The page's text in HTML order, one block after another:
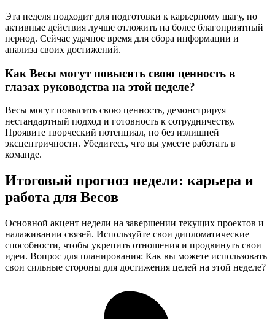
Эта неделя подходит для подготовки к карьерному шагу, но
активные действия лучше отложить на более благоприятный
период. Сейчас удачное время для сбора информации и
анализа своих достижений.
Как Весы могут повысить свою ценность в
глазах руководства на этой неделе?
Весы могут повысить свою ценность, демонстрируя
нестандартный подход и готовность к сотрудничеству.
Проявите творческий потенциал, но без излишней
эксцентричности. Убедитесь, что вы умеете работать в
команде.
Итоговый прогноз недели: карьера и
работа для Весов
Основной акцент недели на завершении текущих проектов и
налаживании связей. Используйте свои дипломатические
способности, чтобы укрепить отношения и продвинуть свои
идеи. Вопрос для планирования: Как вы можете использовать
свои сильные стороны для достижения целей на этой неделе?